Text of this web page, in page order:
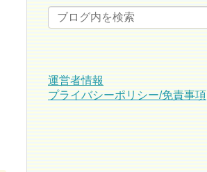
運営者情報
プライバシーポリシー/免責事項